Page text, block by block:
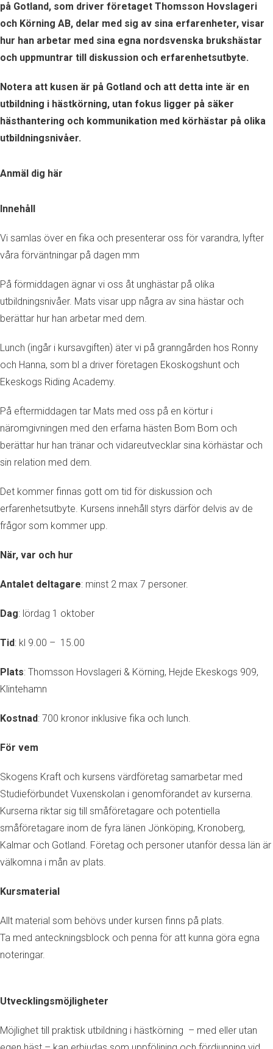
på Gotland, som driver företaget Thomsson Hovslageri
och Körning AB, delar med sig av sina erfarenheter, visar
hur han arbetar med sina egna nordsvenska brukshästar
och uppmuntrar till diskussion och erfarenhetsutbyte.
Notera att kusen är på Gotland och att detta inte är en
utbildning i hästkörning, utan fokus ligger på säker
hästhantering och kommunikation med körhästar på olika
utbildningsnivåer.
Anmäl dig här
Innehåll
Vi samlas över en fika och presenterar oss för varandra, lyfter
våra förväntningar på dagen mm
På förmiddagen ägnar vi oss åt unghästar på olika
utbildningsnivåer. Mats visar upp några av sina hästar och
berättar hur han arbetar med dem.
Lunch (ingår i kursavgiften) äter vi på granngården hos Ronny
och Hanna, som bl a driver företagen Ekoskogshunt och
Ekeskogs Riding Academy.
På eftermiddagen tar Mats med oss på en körtur i
näromgivningen med den erfarna hästen Bom Bom och
berättar hur han tränar och vidareutvecklar sina körhästar och
sin relation med dem.
Det kommer finnas gott om tid för diskussion och
erfarenhetsutbyte. Kursens innehåll styrs därför delvis av de
frågor som kommer upp.
När, var och hur
Antalet deltagare: minst 2 max 7 personer.
Dag: lördag 1 oktober
Tid: kl 9.00 – 15.00
Plats: Thomsson Hovslageri & Körning, Hejde Ekeskogs 909,
Klintehamn
Kostnad: 700 kronor inklusive fika och lunch.
För vem
Skogens Kraft och kursens värdföretag samarbetar med
Studieförbundet Vuxenskolan i genomförandet av kurserna.
Kurserna riktar sig till småföretagare och potentiella
småföretagare inom de fyra länen Jönköping, Kronoberg,
Kalmar och Gotland. Företag och personer utanför dessa län är
välkomna i mån av plats.
Kursmaterial
Allt material som behövs under kursen finns på plats.
Ta med anteckningsblock och penna för att kunna göra egna
noteringar.
Utvecklingsmöjligheter
Möjlighet till praktisk utbildning i hästkörning – med eller utan